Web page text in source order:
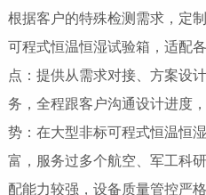
根据客户的特殊检测需求，定
可程式恒温恒湿试验箱，适配
点：提供从需求对接、方案设
务，全程跟客户沟通设计进度
势：在大型非标可程式恒温恒
富，服务过多个航空、军工科
配能力较强，设备质量管控严格